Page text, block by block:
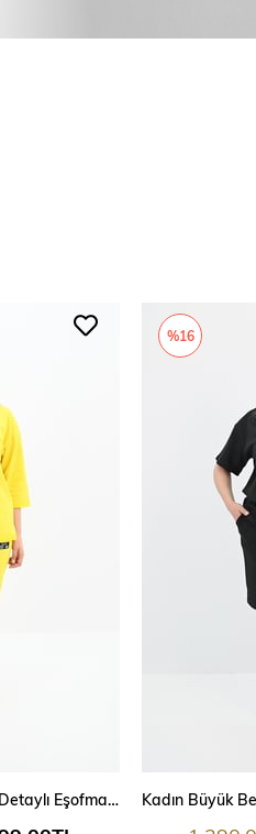
Kadın Büyük Beden Etiket Detaylı Eşofman Takımı 8100-24
%16